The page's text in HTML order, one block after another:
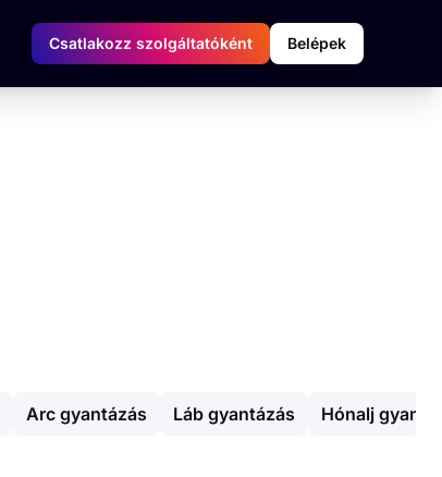
Csatlakozz szolgáltatóként Belépek
Arc gyantázás Láb gyantázás Hónalj